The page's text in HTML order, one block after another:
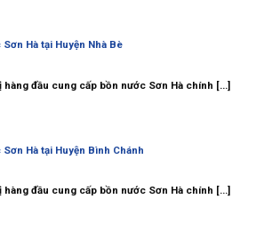
Hà tại Huyện Nhà Bè
đầu cung cấp bồn nước Sơn Hà chính [...]
Hà tại Huyện Bình Chánh
đầu cung cấp bồn nước Sơn Hà chính [...]